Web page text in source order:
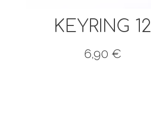
KEYRING 12
6,90 €